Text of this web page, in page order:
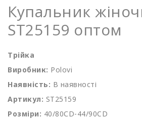
Купальник
ST25159 оптом
Трійка
Виробник: Polovi
Наявність: В наявності
Артикул: ST25159
Розміри: 40/80СD-44/90CD